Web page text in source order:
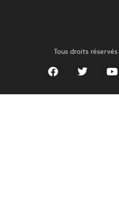
Tous droits réservés